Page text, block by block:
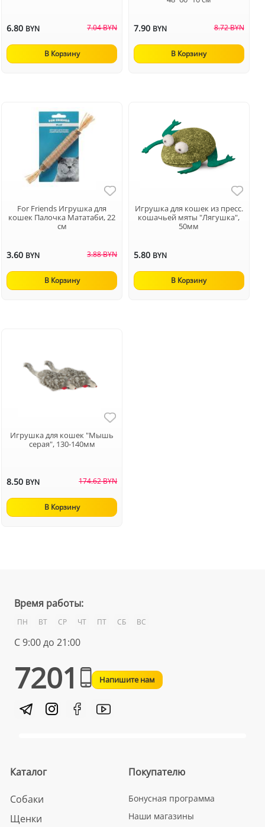
6.80 BYN 7.04 BYN
В Корзину
7.90 BYN 8.72 BYN
В Корзину
For Friends Игрушка для
кошек Палочка Mататаби, 22
см
3.60 BYN 3.88 BYN
В Корзину
Игрушка для кошек из пресс.
кошачьей мяты "Лягушка",
50мм
5.80 BYN
В Корзину
Игрушка для кошек "Мышь
серая", 130-140мм
8.50 BYN 174.62 BYN
В Корзину
Время работы:
ПН ВТ СР ЧТ ПТ СБ ВС
С 9:00 до 21:00
7201 Напишите нам
Каталог
Собаки
Щенки
Покупателю
Бонусная программа
Наши магазины